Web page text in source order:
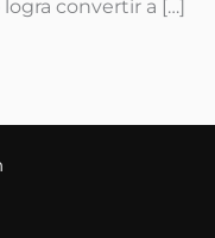
convertir a […]